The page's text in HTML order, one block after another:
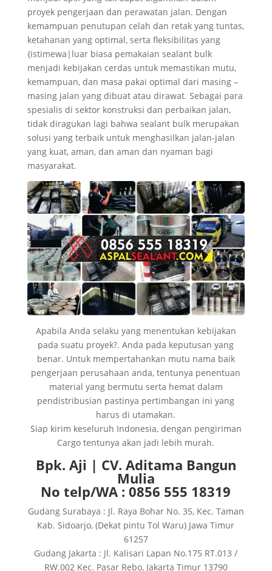
proyek pengerjaan dan perawatan jalan. Dengan
kemampuan penutupan celah dan retak yang tuntas,
ketahanan yang optimal, serta fleksibilitas yang
{istimewa|luar biasa pemakaian sealant bulk
menjadi kebijakan cerdas untuk memastikan mutu,
kemampuan, dan masa pakai optimal dari masing –
masing jalan yang dibuat atau dirawat. Sebagai para
spesialis di sektor konstruksi dan perbaikan jalan,
tidak diragukan lagi bahwa sealant bulk merupakan
solusi yang terbaik untuk menghasilkan jalan-jalan
yang kuat, aman, dan aman dan nyaman bagi
masyarakat.
Apabila Anda selaku yang menentukan kebijakan
pada suatu proyek?. Anda pada keputusan yang
benar. Untuk mempertahankan mutu nama baik
pengerjaan perusahaan anda, tentunya penentuan
material yang bermutu serta hemat dalam
pendistribusian pastinya pertimbangan ini yang
harus di utamakan.
Siap kirim keseluruh Indonesia, dengan pengiriman
Cargo tentunya akan jadi lebih murah.
Bpk. Aji | CV. Aditama Bangun
Mulia
No telp/WA : 0856 555 18319
Gudang Surabaya : Jl. Raya Bohar No. 35, Kec. Taman
Kab. Sidoarjo, (Dekat pintu Tol Waru) Jawa Timur
61257
Gudang Jakarta : Jl. Kalisari Lapan No.175 RT.013 /
RW.002 Kec. Pasar Rebo, Jakarta Timur 13790